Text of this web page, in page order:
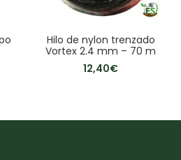
Hilo de nylon trenzado
Vortex 2.4 mm – 70 m
12,40€